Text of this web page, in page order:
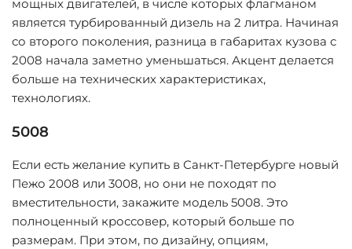
мощных двигателей, в числе которых флагманом
является турбированный дизель на 2 литра. Начиная
со второго поколения, разница в габаритах кузова с
2008 начала заметно уменьшаться. Акцент делается
больше на технических характеристиках,
технологиях.
5008
Если есть желание купить в Санкт-Петербурге новый
Пежо 2008 или 3008, но они не походят по
вместительности, закажите модель 5008. Это
полноценный кроссовер, который больше по
размерам. При этом, по дизайну, опциям,